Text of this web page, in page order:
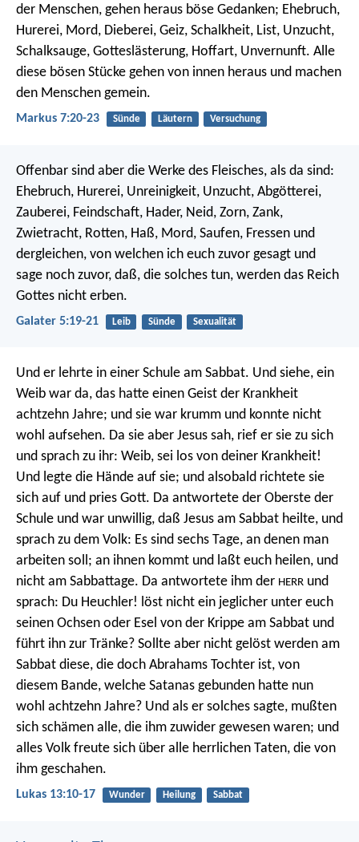
der Menschen, gehen heraus böse Gedanken; Ehebruch,
Hurerei, Mord, Dieberei, Geiz, Schalkheit, List, Unzucht,
Schalksauge, Gotteslästerung, Hoffart, Unvernunft. Alle
diese bösen Stücke gehen von innen heraus und machen
den Menschen gemein.
Markus 7:20-23 Sünde Läutern Versuchung
Offenbar sind aber die Werke des Fleisches, als da sind:
Ehebruch, Hurerei, Unreinigkeit, Unzucht, Abgötterei,
Zauberei, Feindschaft, Hader, Neid, Zorn, Zank,
Zwietracht, Rotten, Haß, Mord, Saufen, Fressen und
dergleichen, von welchen ich euch zuvor gesagt und
sage noch zuvor, daß, die solches tun, werden das Reich
Gottes nicht erben.
Galater 5:19-21 Leib Sünde Sexualität
Und er lehrte in einer Schule am Sabbat. Und siehe, ein
Weib war da, das hatte einen Geist der Krankheit
achtzehn Jahre; und sie war krumm und konnte nicht
wohl aufsehen. Da sie aber Jesus sah, rief er sie zu sich
und sprach zu ihr: Weib, sei los von deiner Krankheit!
Und legte die Hände auf sie; und alsobald richtete sie
sich auf und pries Gott. Da antwortete der Oberste der
Schule und war unwillig, daß Jesus am Sabbat heilte, und
sprach zu dem Volk: Es sind sechs Tage, an denen man
arbeiten soll; an ihnen kommt und laßt euch heilen, und
nicht am Sabbattage. Da antwortete ihm der HERR und
sprach: Du Heuchler! löst nicht ein jeglicher unter euch
seinen Ochsen oder Esel von der Krippe am Sabbat und
führt ihn zur Tränke? Sollte aber nicht gelöst werden am
Sabbat diese, die doch Abrahams Tochter ist, von
diesem Bande, welche Satanas gebunden hatte nun
wohl achtzehn Jahre? Und als er solches sagte, mußten
sich schämen alle, die ihm zuwider gewesen waren; und
alles Volk freute sich über alle herrlichen Taten, die von
ihm geschahen.
Lukas 13:10-17 Wunder Heilung Sabbat